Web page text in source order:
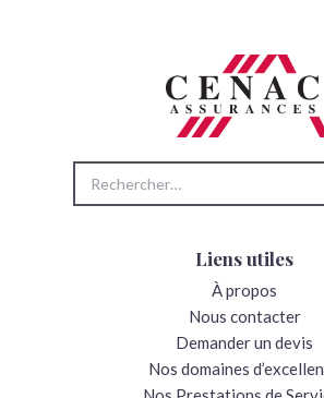
Liens utiles
À propos
Nous contacter
Demander un devis
Nos domaines